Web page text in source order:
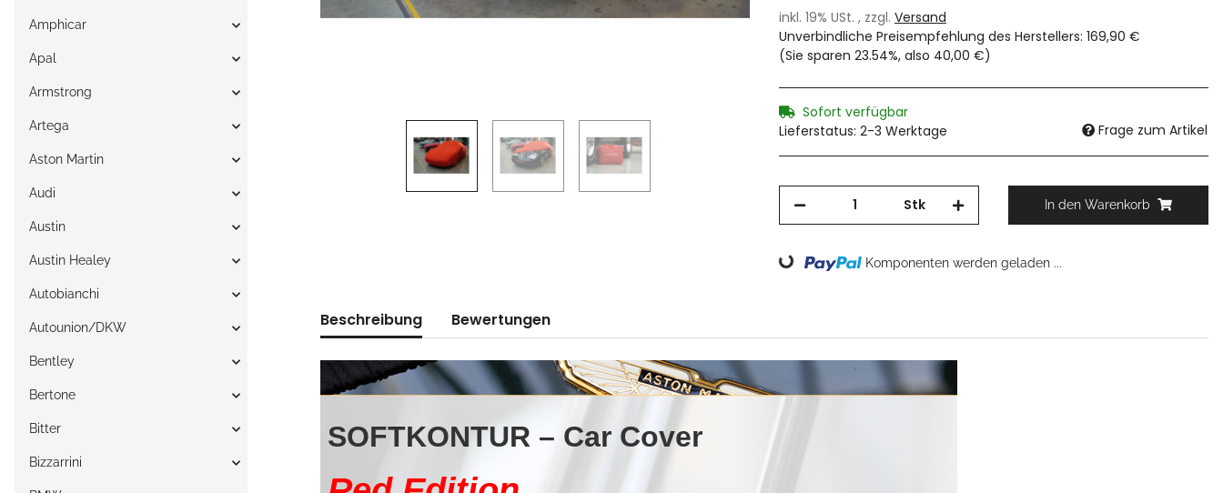
inkl. 19% USt. , zzgl. Versand
Unverbindliche Preisempfehlung des Herstellers: 169,90 €
(Sie sparen 23.54%, also 40,00 €)
Sofort verfügbar
Lieferstatus: 2-3 Werktage
Frage zum Artikel
Stk In den Warenkorb
Loading... Komponenten werden geladen ...
Beschreibung Bewertungen
Amphicar
Apal
Armstrong
Artega
Aston Martin
Audi
Austin
Austin Healey
Autobianchi
Autounion/DKW
Bentley
Bertone
Bitter
Bizzarrini